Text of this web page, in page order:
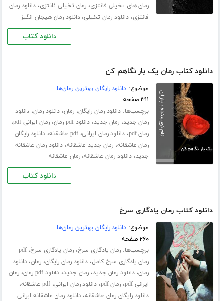
رمان های تخیلی فانتزی،رمان تخیلی فانتزی،دانلود رمان
فانتزی،دانلود رمان تخیلی،دانلود رمان هیجان انگیز
دانلود کتاب
دانلود کتاب رمان یک بار نگاهم کن
موضوع:دانلود رایگان بهترین رمان‌ها
۳۱۱ صفحه
برچسب‌ها:دانلود رمان رایگان،رمان،دانلود رمان،دانلود
رمان جدید،رمان جدید،دانلود pdf رمان ،رمان ایرانی pdf ،
رمان pdf ،دانلود رمان ایرانی،pdf عاشقانه ،دانلود رایگان
رمان عاشقانه،رمان جدید عاشقانه،دانلود رمان عاشقانه
جدید،دانلود رمان عاشقانه،رمان عاشقانه
دانلود کتاب
دانلود کتاب رمان یادگاری سرخ
موضوع:دانلود رایگان بهترین رمان‌ها
۲۶۰ صفحه
برچسب‌ها:رمان یادگاری سرخ،رمان یادگاری سرخ،pdf
رمان یادگاری سرخ کامل،دانلود رمان رایگان،رمان،دانلود
رمان،دانلود رمان جدید،رمان جدید،دانلود pdf رمان ،رمان
ایرانی pdf
،رمان pdf ،دانلود رمان ایرانی،pdf عاشقانه ،
دانلود رایگان رمان عاشقانه،دانلود رمان عاشقانه ایرانی